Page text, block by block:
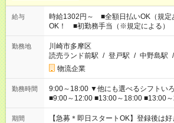
給与
時給1302円～ ■全額日払いOK（規定
OK！ ■初勤務手当（※規定による）
勤務地
川崎市多摩区
読売ランド前駅 / 登戸駅 / 中野島駅 /
物流企業
勤務時間
9:00～18:00 ▼他にも選べるシフトいろいろ！ ■10:00～18:00
■9:00～12:00 ■13:00～18:00 ■13:00
など あなたの希望を教えてください！
期間
【急募＊即日スタートOK】登録後は